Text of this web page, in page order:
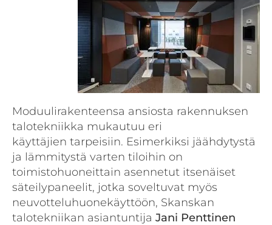
Moduulirakenteensa ansiosta rakennuksen
talotekniikka mukautuu eri
käyttäjien tarpeisiin. Esimerkiksi jäähdytystä
ja lämmitystä varten tiloihin on
toimistohuoneittain asennetut itsenäiset
säteilypaneelit, jotka soveltuvat myös
neuvotteluhuonekäyttöön, Skanskan
talotekniikan asiantuntija Jani Penttinen